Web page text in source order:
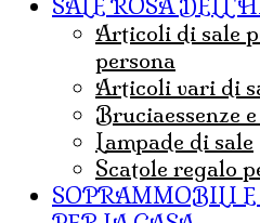
SALE ROSA
articoli di sale per la cura della
persona
articoli vari di
bruciaessenze
lampade di sale
Scatole regalo
SOPRAMMOBILI E DECORAZIONI